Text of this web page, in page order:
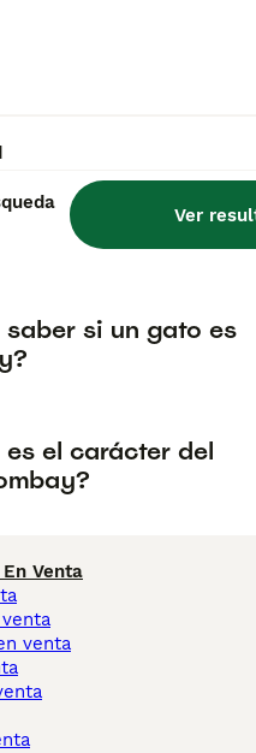
Ver
que garanticen la
y comparar opciones
tener un gato
saber si un gato es
es el carácter del
Venta
venta